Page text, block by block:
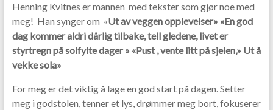
Henning Kvitnes er mannen med tekster som gjør noe med
meg! Han synger om «Ut av veggen opplevelser» «En god
dag kommer aldri dårlig tilbake, tell gledene, livet er
styrtregn på solfylte dager » «Pust , vente litt på sjelen,» Ut å
vekke sola»
For meg er det viktig å lage en god start på dagen. Setter
meg i godstolen, tenner et lys, drømmer meg bort, fokuserer